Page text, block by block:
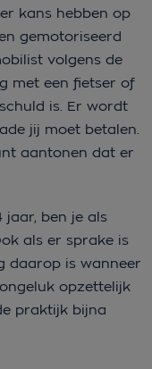
kans hebben op
gemotoriseerd
volgens de
met een fietser of
is. Er wordt
jij moet betalen.
aantonen dat er
jaar, ben je als
als er sprake is
daarop is wanneer
opzettelijk
praktijk bijna